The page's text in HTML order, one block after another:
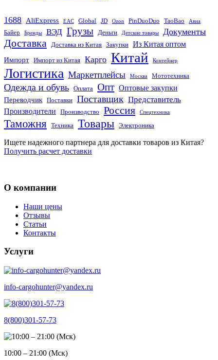
1688 AliExpress EAC Global JD Ozon PinDuoDuo TaoBao Авиа
Байер Бренды ВЭД Грузы Деньги Детские товары Документы
Доставка Доставка из Китая Закупки Из Китая оптом
Импорт Импорт из Китая Карго Китай Контейнер
Логистика Маркетплейсы Москва Мототехника
Одежда и обувь Оплата Опт Оптовые закупки
Переводчик Поставки Поставщик Представитель
Производители Производство Россия Спецтехника
Таможня Техника Товары Электроника
Ищете надежного партнера для доставки товаров из Китая?
Получить расчет доставки
О компании
Наши цены
Отзывы
Статьи
Контакты
Услуги
info-cargohunter@yandex.ru
8(800)301-57-73
10:00 – 21:00 (Мск)